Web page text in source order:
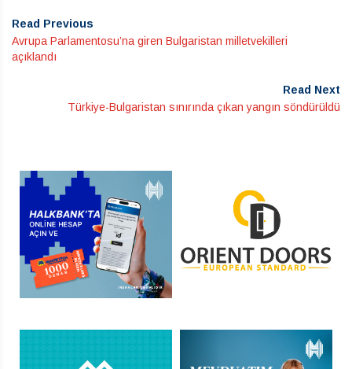
Read Previous
Avrupa Parlamentosu’na giren Bulgaristan milletvekilleri
açıklandı
Read Next
Türkiye-Bulgaristan sınırında çıkan yangın söndürüldü